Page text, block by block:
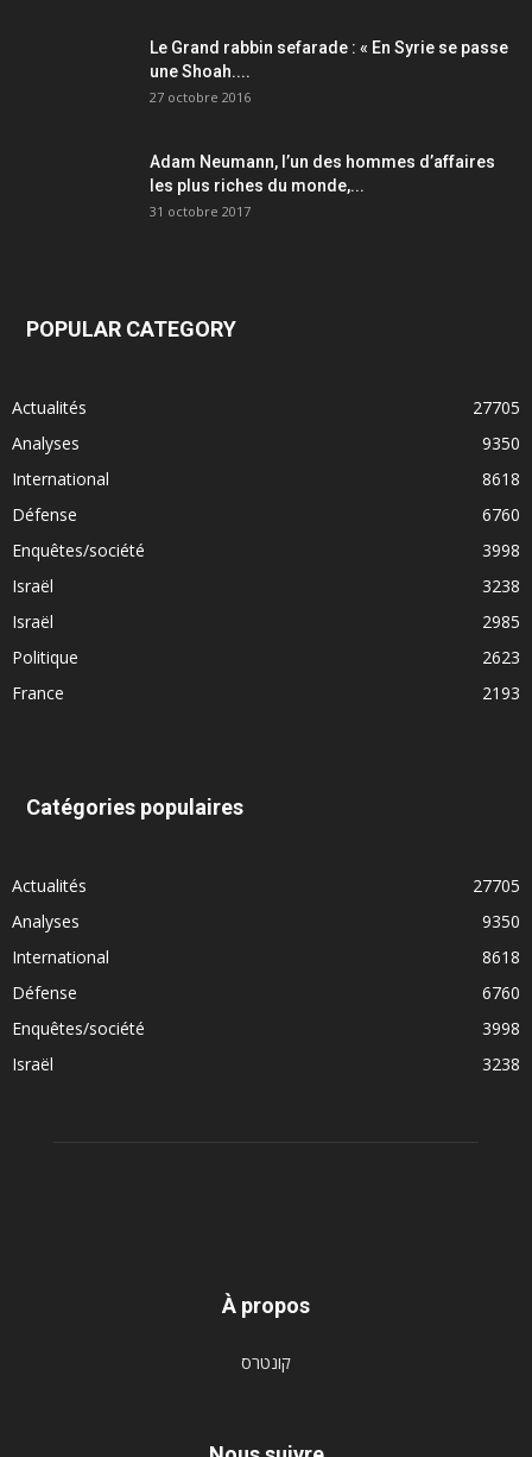
Le Grand rabbin sefarade : « En Syrie se passe
une Shoah....
27 octobre 2016
Adam Neumann, l’un des hommes d’affaires
les plus riches du monde,...
31 octobre 2017
POPULAR CATEGORY
Actualités
27705
Analyses
9350
International
8618
Défense
6760
Enquêtes/société
3998
Israël
3238
Israël
2985
Politique
2623
France
2193
Catégories populaires
Actualités
27705
Analyses
9350
International
8618
Défense
6760
Enquêtes/société
3998
Israël
3238
À propos
קונטרס